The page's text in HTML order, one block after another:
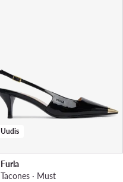
Uudis
Furla
Tacones · Must